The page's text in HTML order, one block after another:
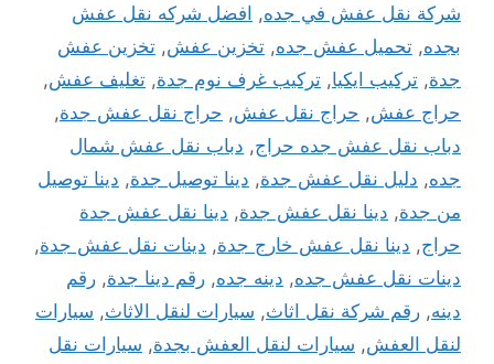
شركة نقل عفش في جده, افضل شركه نقل عفش
بجده, تحميل عفش جده, تخزين عفش, تخزين عفش
جدة, تركيب ايكيا, تركيب غرف نوم جدة, تغليف عفش,
حراج عفش, حراج نقل عفش, حراج نقل عفش جدة,
دباب نقل عفش جده حراج, دباب نقل عفش شمال
جده, دليل نقل عفش جدة, دينا توصيل جدة, دينا توصيل
من جدة, دينا نقل عفش جدة, دينا نقل عفش جدة
حراج, دينا نقل عفش خارج جدة, دينات نقل عفش جدة,
دينات نقل عفش جده, دينه جده, رقم دينا جدة, رقم
دينه, رقم شركة نقل اثاث, سيارات لنقل الاثاث, سيارات
لنقل العفش, سيارات لنقل العفش بجدة, سيارات نقل